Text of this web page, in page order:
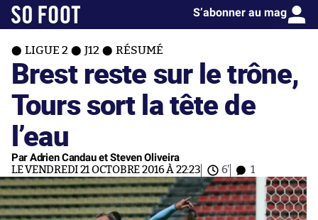
S’abonner au mag
LIGUE 2 J12 RÉSUMÉ
Brest reste sur le trône,
Tours sort la tête de
l’eau
Par Adrien Candau et Steven Oliveira
LE VENDREDI 21 OCTOBRE 2016 À 22:23 6' 1